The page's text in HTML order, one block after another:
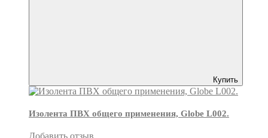
Купить
Изолента ПВХ общего применения, Globe L002.
Добавить отзыв